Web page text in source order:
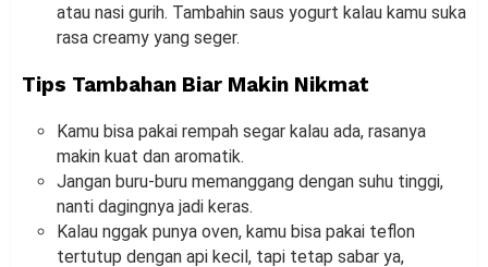
atau nasi gurih. Tambahin saus yogurt kalau kamu suka
rasa creamy yang seger.
Tips Tambahan Biar Makin Nikmat
Kamu bisa pakai rempah segar kalau ada, rasanya
makin kuat dan aromatik.
Jangan buru-buru memanggang dengan suhu tinggi,
nanti dagingnya jadi keras.
Kalau nggak punya oven, kamu bisa pakai teflon
tertutup dengan api kecil, tapi tetap sabar ya,